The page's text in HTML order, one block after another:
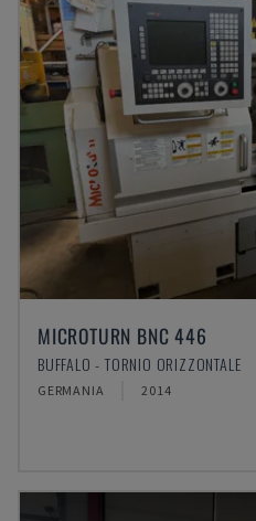
MICROTURN BNC 446
BUFFALO - TORNIO ORIZZONTALE
GERMANIA 2014